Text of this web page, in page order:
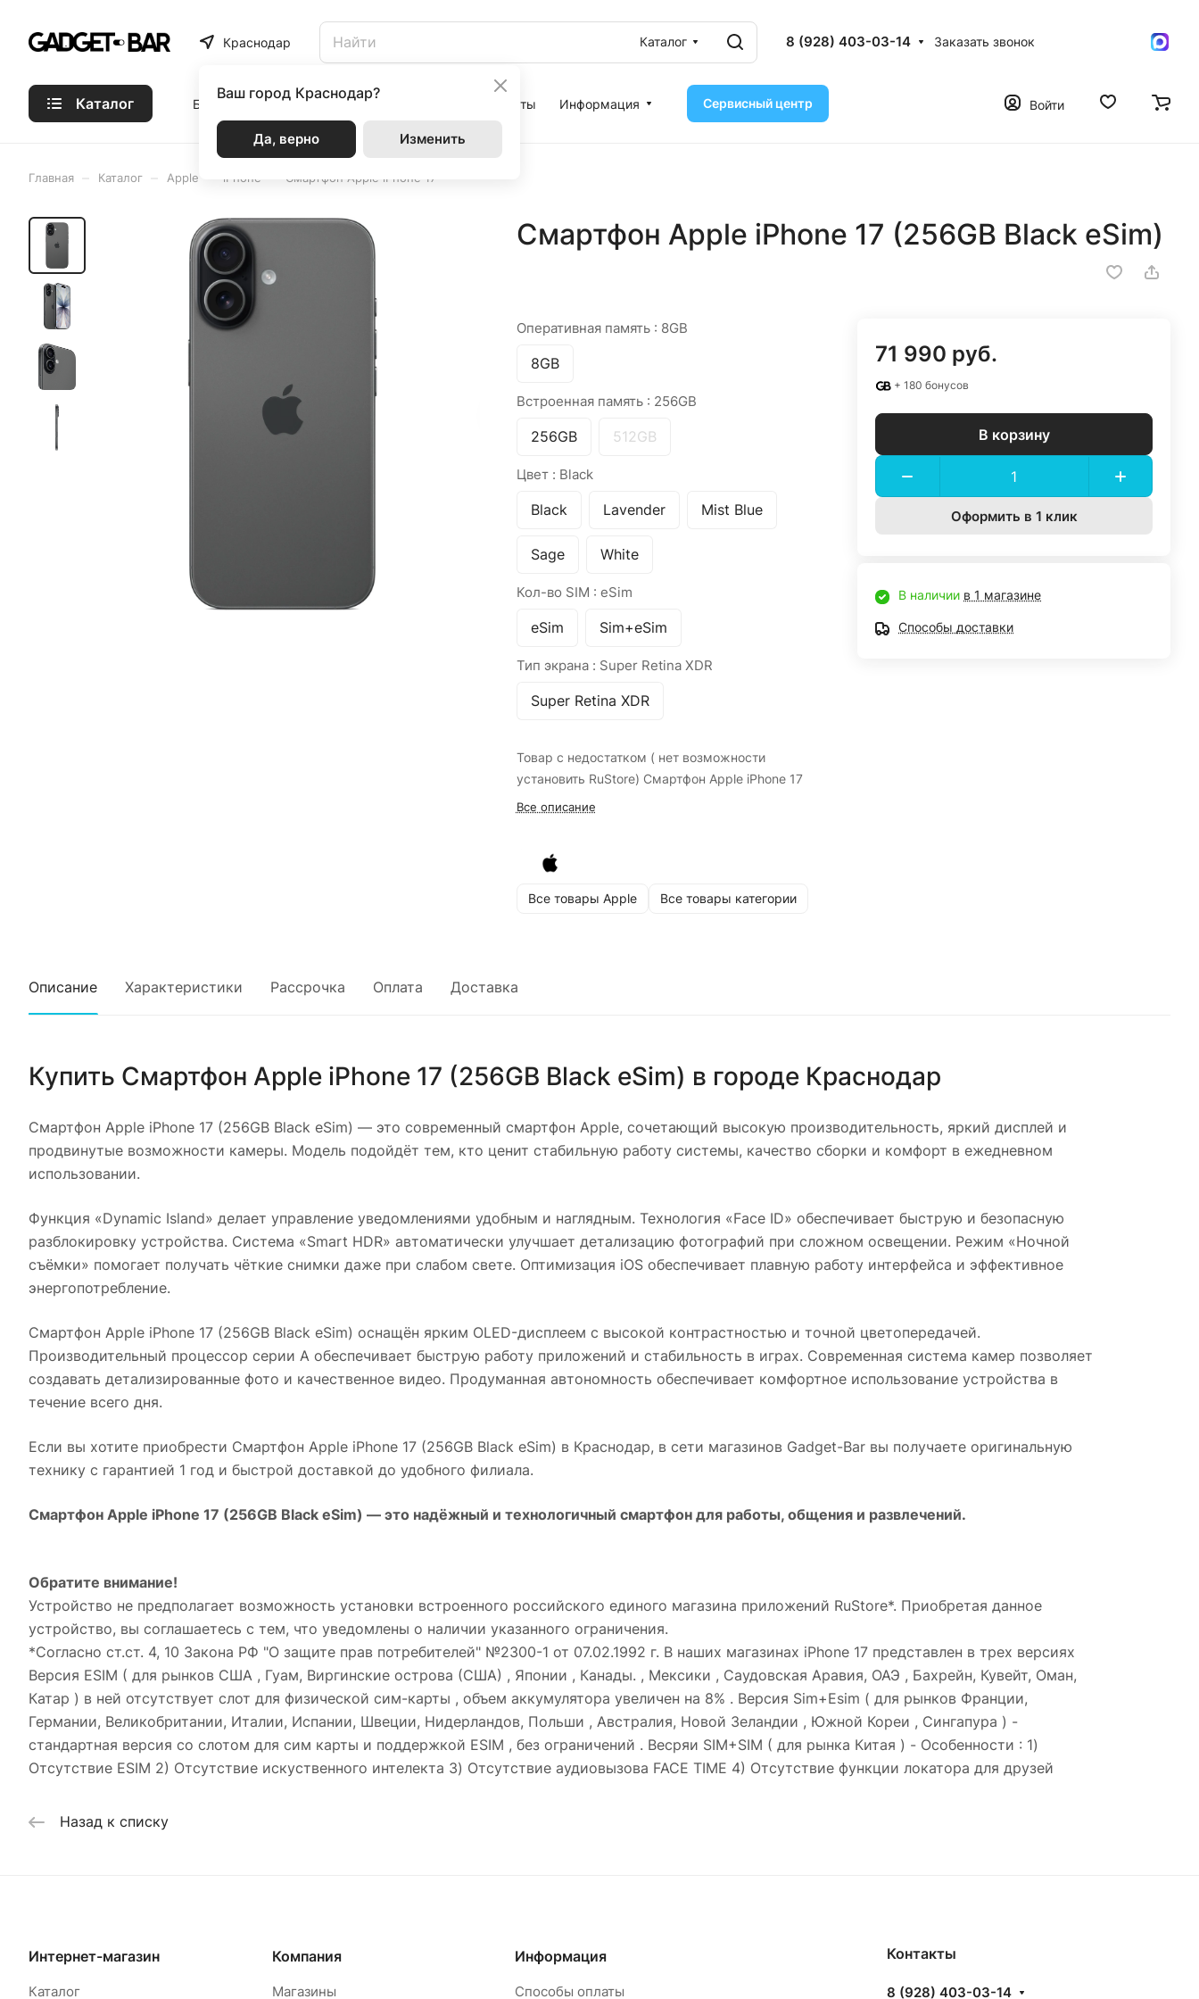
Краснодар
Ваш город Краснодар?
Да, верно Изменить
Каталог 8 (928) 403-03-14 Заказать звонок
Каталог Бренды Статьи Акции Контакты Информация Сервисный центр Войти
Главная Каталог Apple iPhone Смартфон Apple iPhone 17
Смартфон Apple iPhone 17 (256GB Black eSim)
Оперативная память : 8GB
8GB
Встроенная память : 256GB
256GB 512GB
Цвет : Black
Black Lavender Mist Blue
Sage White
Кол-во SIM : eSim
eSim Sim+eSim
Тип экрана : Super Retina XDR
Super Retina XDR
Товар с недостатком ( нет возможности
установить RuStore) Смартфон Apple iPhone 17
Все описание
Все товары Apple Все товары категории
71 990 руб.
+ 180 бонусов
В корзину
Оформить в 1 клик
В наличии в 1 магазине
Способы доставки
Описание Характеристики Рассрочка Оплата Доставка
Купить Смартфон Apple iPhone 17 (256GB Black eSim) в городе Краснодар
Смартфон Apple iPhone 17 (256GB Black eSim) — это современный смартфон Apple, сочетающий высокую производительность, яркий дисплей и
продвинутые возможности камеры. Модель подойдёт тем, кто ценит стабильную работу системы, качество сборки и комфорт в ежедневном
использовании.
Функция «Dynamic Island» делает управление уведомлениями удобным и наглядным. Технология «Face ID» обеспечивает быструю и безопасную
разблокировку устройства. Система «Smart HDR» автоматически улучшает детализацию фотографий при сложном освещении. Режим «Ночной
съёмки» помогает получать чёткие снимки даже при слабом свете. Оптимизация iOS обеспечивает плавную работу интерфейса и эффективное
энергопотребление.
Смартфон Apple iPhone 17 (256GB Black eSim) оснащён ярким OLED-дисплеем с высокой контрастностью и точной цветопередачей.
Производительный процессор серии A обеспечивает быструю работу приложений и стабильность в играх. Современная система камер позволяет
создавать детализированные фото и качественное видео. Продуманная автономность обеспечивает комфортное использование устройства в
течение всего дня.
Если вы хотите приобрести Смартфон Apple iPhone 17 (256GB Black eSim) в Краснодар, в сети магазинов Gadget-Bar вы получаете оригинальную
технику с гарантией 1 год и быстрой доставкой до удобного филиала.
Смартфон Apple iPhone 17 (256GB Black eSim) — это надёжный и технологичный смартфон для работы, общения и развлечений.
Обратите внимание!
Устройство не предполагает возможность установки встроенного российского единого магазина приложений RuStore*. Приобретая данное
устройство, вы соглашаетесь с тем, что уведомлены о наличии указанного ограничения.
*Согласно ст.ст. 4, 10 Закона РФ "О защите прав потребителей" №2300-1 от 07.02.1992 г. В наших магазинах iPhone 17 представлен в трех версиях
Версия ESIM ( для рынков США , Гуам, Виргинские острова (США) , Японии , Канады. , Мексики , Саудовская Аравия, ОАЭ , Бахрейн, Кувейт, Оман,
Катар ) в ней отсутствует слот для физической сим-карты , объем аккумулятора увеличен на 8% . Версия Sim+Esim ( для рынков Франции,
Германии, Великобритании, Италии, Испании, Швеции, Нидерландов, Польши , Австралия, Новой Зеландии , Южной Кореи , Сингапура ) -
стандартная версия со слотом для сим карты и поддержкой ESIM , без ограничений . Весряи SIM+SIM ( для рынка Китая ) - Особенности : 1)
Отсутствие ESIM 2) Отсутствие искуственного интелекта 3) Отсутствие аудиовызова FACE TIME 4) Отсутствие функции локатора для друзей
Назад к списку
Интернет-магазин
Каталог
Компания
Магазины
Информация
Способы оплаты
Контакты
8 (928) 403-03-14